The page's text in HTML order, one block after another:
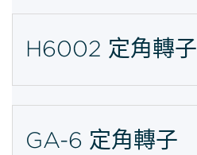
H6002 定角轉子
GA-6 定角轉子